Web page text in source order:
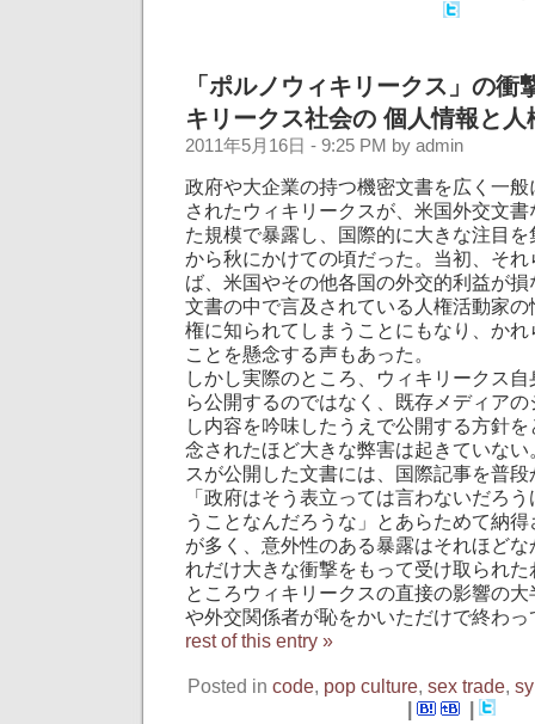
「ポルノウィキリークス」の衝
キリークス社会の 個人情報と人
2011年5月16日 - 9:25 PM by admin
政府や大企業の持つ機密文書を広く一
されたウィキリークスが、米国外交文
た規模で暴露し、国際的に大きな注目
から秋にかけての頃だった。当初、そ
ば、米国やその他各国の外交的利益が
文書の中で言及されている人権活動家
権に知られてしまうことにもなり、か
ことを懸念する声もあった。
しかし実際のところ、ウィキリークス
ら公開するのではなく、既存メディア
し内容を吟味したうえで公開する方針
念されたほど大きな弊害は起きていな
スが公開した文書には、国際記事を普
「政府はそう表立っては言わないだろ
うことなんだろうな」とあらためて納
が多く、意外性のある暴露はそれほど
れだけ大きな衝撃をもって受け取られ
ところウィキリークスの直接の影響の
や外交関係者が恥をかいただけで終わ
rest of this entry »
Posted in code, pop culture, sex trade,
|
|